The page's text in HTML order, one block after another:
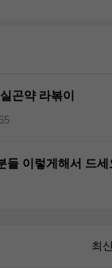
곤약 라볶이
들 이렇게해서 드세
최